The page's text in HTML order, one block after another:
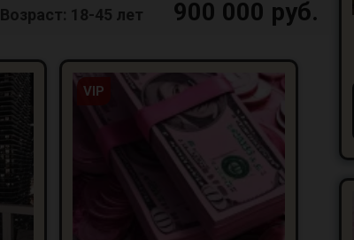
Возраст: 18-45 лет 900 000 руб.
VIP